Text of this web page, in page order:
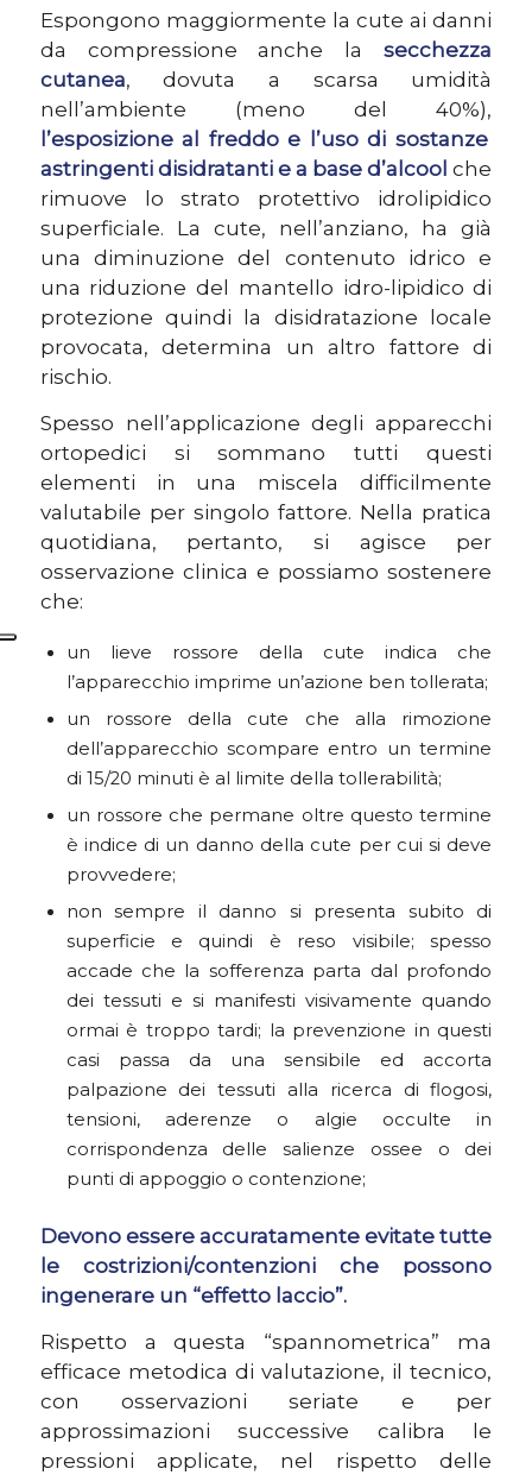
Espongono maggiormente la cute ai danni
da compressione anche la
secchezza
cutanea, dovuta a scarsa umidità
nell’ambiente (meno del 40%),
l’esposizione al freddo e l’uso di sostanze
astringenti disidratanti e a base d’alcool che
rimuove lo strato protettivo idrolipidico
superficiale. La cute, nell’anziano, ha già
una diminuzione del contenuto idrico e
una riduzione del mantello idro-lipidico di
protezione quindi la disidratazione locale
provocata, determina un altro fattore di
rischio.
Spesso nell’applicazione degli apparecchi
ortopedici si sommano tutti questi
elementi in una miscela difficilmente
valutabile per singolo fattore. Nella pratica
quotidiana, pertanto, si agisce per
osservazione clinica e possiamo sostenere
che:
un lieve rossore della cute indica che
l’apparecchio imprime un’azione ben tollerata;
un rossore della cute che alla rimozione
dell’apparecchio scompare entro un termine
di 15/20 minuti è al limite della tollerabilità;
un rossore che permane oltre questo termine
è indice di un danno della cute per cui si deve
provvedere;
non sempre il danno si presenta subito di
superficie e quindi è reso visibile; spesso
accade che la sofferenza parta dal profondo
dei tessuti e si manifesti visivamente quando
ormai è troppo tardi; la prevenzione in questi
casi passa da una sensibile ed accorta
palpazione dei tessuti alla ricerca di flogosi,
tensioni, aderenze o algie occulte in
corrispondenza delle salienze ossee o dei
punti di appoggio o contenzione;
Devono essere accuratamente evitate tutte
le costrizioni/contenzioni che possono
ingenerare un “effetto laccio”.
Rispetto a questa “spannometrica” ma
efficace metodica di valutazione, il tecnico,
con osservazioni seriate e per
approssimazioni successive calibra le
pressioni applicate, nel rispetto delle